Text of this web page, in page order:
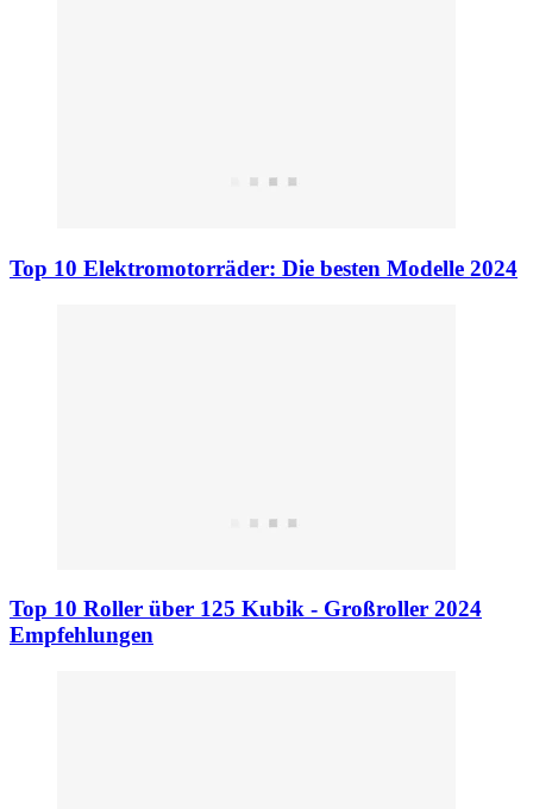
Top 10 Elektromotorräder: Die besten Modelle 2024
Top 10 Roller über 125 Kubik - Großroller 2024
Empfehlungen